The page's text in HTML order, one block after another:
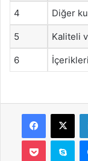
4 Diğer
5 Kaliteli
6
Facebook
X
Pocket